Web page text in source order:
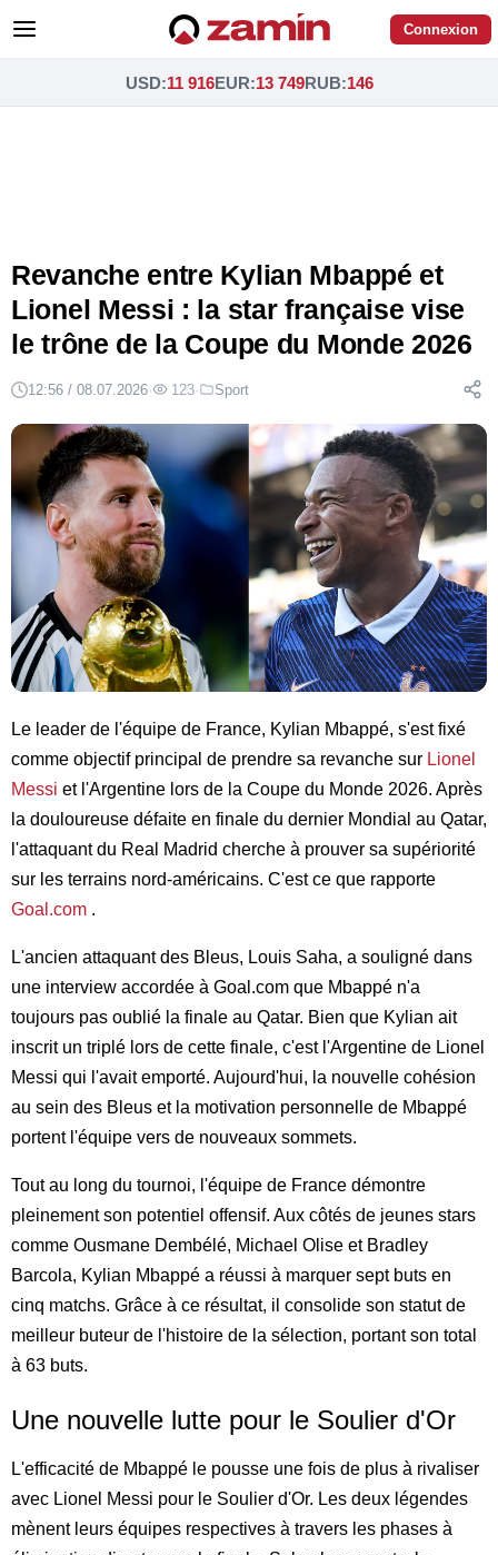
Connexion
USD:11 916EUR:13 749RUB:146
Revanche entre Kylian Mbappé et
Lionel Messi : la star française vise
le trône de la Coupe du Monde 2026
12:56 / 08.07.2026· 123· Sport
Le leader de l'équipe de France, Kylian Mbappé, s'est fixé
comme objectif principal de prendre sa revanche sur Lionel
Messi et l'Argentine lors de la Coupe du Monde 2026. Après
la douloureuse défaite en finale du dernier Mondial au Qatar,
l'attaquant du Real Madrid cherche à prouver sa supériorité
sur les terrains nord-américains. C'est ce que rapporte
Goal.com .
L'ancien attaquant des Bleus, Louis Saha, a souligné dans
une interview accordée à Goal.com que Mbappé n'a
toujours pas oublié la finale au Qatar. Bien que Kylian ait
inscrit un triplé lors de cette finale, c'est l'Argentine de Lionel
Messi qui l'avait emporté. Aujourd'hui, la nouvelle cohésion
au sein des Bleus et la motivation personnelle de Mbappé
portent l'équipe vers de nouveaux sommets.
Tout au long du tournoi, l'équipe de France démontre
pleinement son potentiel offensif. Aux côtés de jeunes stars
comme Ousmane Dembélé, Michael Olise et Bradley
Barcola, Kylian Mbappé a réussi à marquer sept buts en
cinq matchs. Grâce à ce résultat, il consolide son statut de
meilleur buteur de l'histoire de la sélection, portant son total
à 63 buts.
Une nouvelle lutte pour le Soulier d'Or
L'efficacité de Mbappé le pousse une fois de plus à rivaliser
avec Lionel Messi pour le Soulier d'Or. Les deux légendes
mènent leurs équipes respectives à travers les phases à